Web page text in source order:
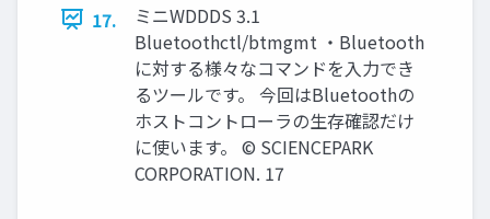
17.
ミニWDDDS 3.1
Bluetoothctl/btmgmt ・Bluetooth
に対する様々なコマンドを入力でき
るツールです。 今回はBluetoothの
ホストコントローラの生存確認だけ
に使います。 © SCIENCEPARK
CORPORATION. 17